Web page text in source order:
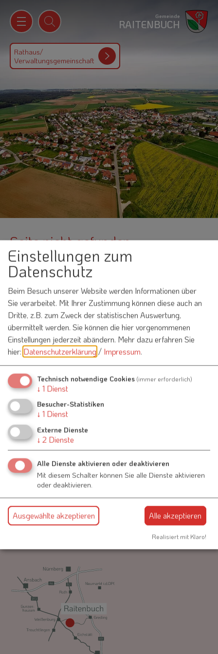
Gemeinde
RAITENBUCH
Rathaus/
Verwaltungsgemeinschaft
Seite nicht gefunden
Die angeforderte Seite konnte nicht gefunden werden.
Dafür kann es eine Reihe von Gründen geben, u. a. die
folgenden:
Der von Ihnen benutzte Link ist nicht mehr aktuell oder
falsch.
Sie haben die URL nicht korrekt eingegeben.
Die Seite existiert nicht mehr.
Hiergelangen Sie zur
Kontakt
91790 Nennslingen
09147-9411-0
Einstellungen zum
Datenschutz
Beim Besuch unserer Website werden Informationen über
Sie verarbeitet. Mit Ihrer Zustimmung können diese auch an
Dritte, z.B. zum Zweck der statistischen Auswertung,
übermittelt werden. Sie können die hier vorgenommenen
Einstellungen jederzeit abändern. Mehr dazu erfahren Sie
hier: Datenschutzerklärung/ Impressum.
Technisch notwendige Cookies (immer erforderlich)
↓ 1 Dienst
Besucher-Statistiken
↓ 1 Dienst
Externe Dienste
↓ 2 Dienste
Alle Dienste aktivieren oder deaktivieren
Mit diesem Schalter können Sie alle Dienste aktivieren
oder deaktivieren.
Ausgewählte akzeptieren Alle akzeptieren
Realisiert mit Klaro!